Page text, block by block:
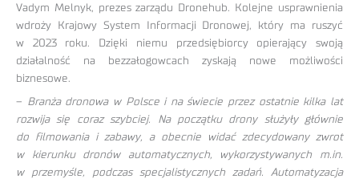
Vadym Melnyk, prezes zarządu Dronehub. Kolejne usprawnienia
wdroży Krajowy System Informacji Dronowej, który ma ruszyć
w 2023 roku. Dzięki niemu przedsiębiorcy opierający swoją
działalność na bezzałogowcach zyskają nowe możliwości
biznesowe.
– Branża dronowa w Polsce i na świecie przez ostatnie kilka lat
rozwija się coraz szybciej. Na początku drony służyły głównie
do filmowania i zabawy, a obecnie widać zdecydowany zwrot
w kierunku dronów automatycznych, wykorzystywanych m.in.
w przemyśle, podczas specjalistycznych zadań. Automatyzacja